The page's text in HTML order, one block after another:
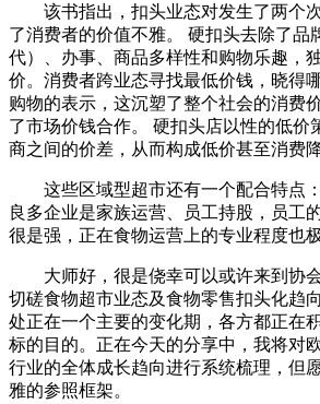
该书指出，扣头业态对发生了两个
了消费者的价值不雅。 硬扣头去除了品
代）、办事、商品多样性和购物乐趣，
价。消费者跨业态寻找最低价钱，晓得
购物的表示，这沉塑了整个社会的消费
了市场价钱合作。 硬扣头店以性的低价
商之间的价差，从而构成低价甚至消费
这些区域型超市还有一个配合特点：
良多企业是家族运营、员工持股，员工
很是强，正在食物运营上的专业程度也极
大师好，很是侥幸可以或许来到协
切磋食物超市业态及食物零售扣头化趋
处正在一个主要的变化期，各方都正在
标的目的。正在今天的分享中，我将对
行业的全体成长趋向进行系统梳理，但
雅的参照框架。